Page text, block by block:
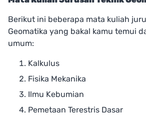
Berikut ini beberapa mata kuliah
Geomatika yang bakal kamu temui
umum:
Kalkulus
Fisika Mekanika
Ilmu Kebumian
Pemetaan Terestris Dasar